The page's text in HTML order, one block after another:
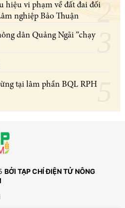
hiệu vi phạm về đất đai đối
nghiệp Bảo Thuận
dân Quảng Ngãi “chạy
tại lâm phần BQL RPH
BỞI TẠP CHÍ ĐIỆN TỬ NÔNG